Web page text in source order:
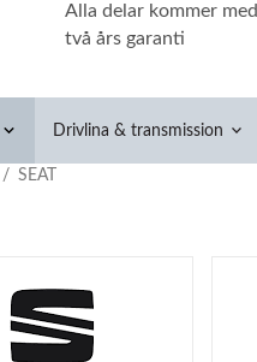
Alla delar kommer med
två års garanti
Drivlina & transmission
/ SEAT